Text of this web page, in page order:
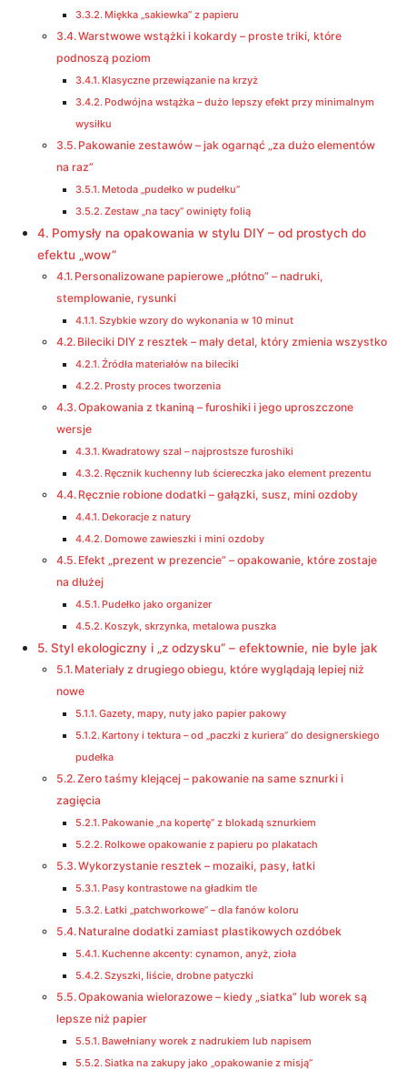
Miękka „sakiewka” z papieru
Warstwowe wstążki i kokardy – proste triki, które
podnoszą poziom
Klasyczne przewiązanie na krzyż
Podwójna wstążka – dużo lepszy efekt przy minimalnym
wysiłku
Pakowanie zestawów – jak ogarnąć „za dużo elementów
na raz”
Metoda „pudełko w pudełku”
Zestaw „na tacy” owinięty folią
Pomysły na opakowania w stylu DIY – od prostych do
efektu „wow”
Personalizowane papierowe „płótno” – nadruki,
stemplowanie, rysunki
Szybkie wzory do wykonania w 10 minut
Bileciki DIY z resztek – mały detal, który zmienia wszystko
Źródła materiałów na bileciki
Prosty proces tworzenia
Opakowania z tkaniną – furoshiki i jego uproszczone
wersje
Kwadratowy szal – najprostsze furoshiki
Ręcznik kuchenny lub ściereczka jako element prezentu
Ręcznie robione dodatki – gałązki, susz, mini ozdoby
Dekoracje z natury
Domowe zawieszki i mini ozdoby
Efekt „prezent w prezencie” – opakowanie, które zostaje
na dłużej
Pudełko jako organizer
Koszyk, skrzynka, metalowa puszka
Styl ekologiczny i „z odzysku” – efektownie, nie byle jak
Materiały z drugiego obiegu, które wyglądają lepiej niż
nowe
Gazety, mapy, nuty jako papier pakowy
Kartony i tektura – od „paczki z kuriera” do designerskiego
pudełka
Zero taśmy klejącej – pakowanie na same sznurki i
zagięcia
Pakowanie „na kopertę” z blokadą sznurkiem
Rolkowe opakowanie z papieru po plakatach
Wykorzystanie resztek – mozaiki, pasy, łatki
Pasy kontrastowe na gładkim tle
Łatki „patchworkowe” – dla fanów koloru
Naturalne dodatki zamiast plastikowych ozdóbek
Kuchenne akcenty: cynamon, anyż, zioła
Szyszki, liście, drobne patyczki
Opakowania wielorazowe – kiedy „siatka” lub worek są
lepsze niż papier
Bawełniany worek z nadrukiem lub napisem
Siatka na zakupy jako „opakowanie z misją”